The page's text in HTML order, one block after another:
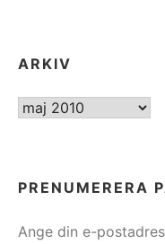
ARKIV
ARKIV
PRENUMERERA
Ange din e-